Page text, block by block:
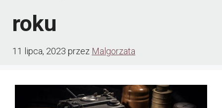
roku
11 lipca, 2023 przez Malgorzata